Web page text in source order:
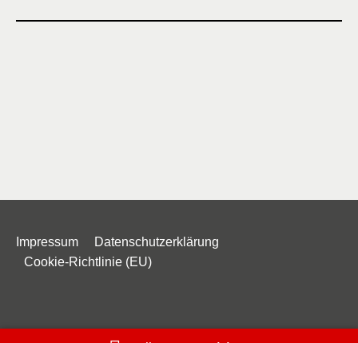
Impressum
Datenschutzerklärung
Cookie-Richtlinie (EU)